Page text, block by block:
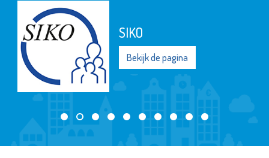
SIKO
Bekijk de pagina